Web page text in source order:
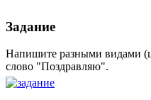
Задание
Напишите разными видами
слово "Поздравляю".